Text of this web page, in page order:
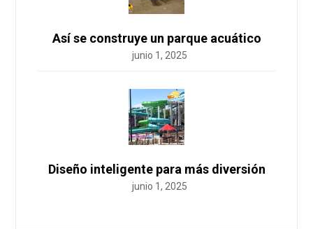
Así se construye un parque acuático
junio 1, 2025
Diseño inteligente para más diversión
junio 1, 2025